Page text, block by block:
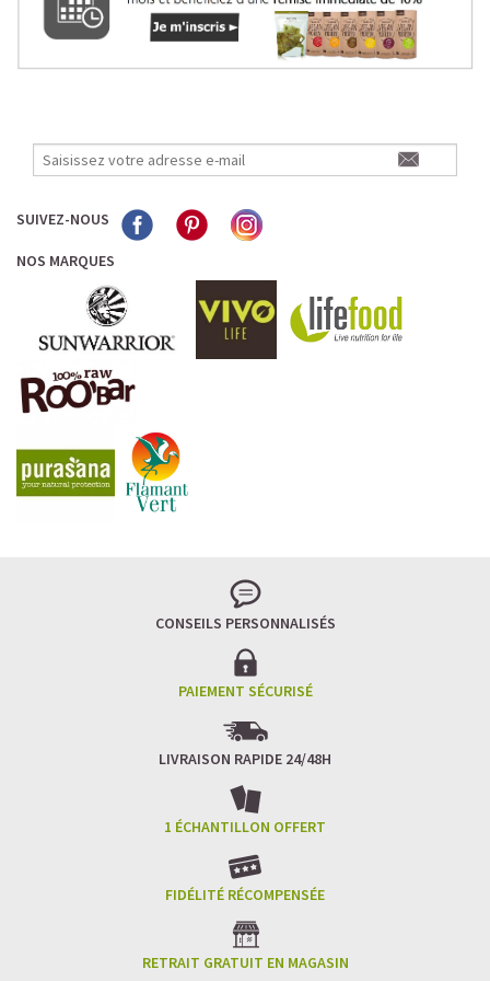
LE PLAISIR D’UN DESSERT GLACÉ, SANS LE SUCRE EN
TROP
Imaginez un caramel fondant qui se mêle à un café
frappé crémeux, sans sucre raffiné et boosté en
réconcilie dessert glacé et nutrition.
fringale. Pour les gourmands qui veulent se faire plaisir
sans sacrifier leurs objectifs.
Café frappé au Caramel Protéiné
SUIVEZ-NOUS
NOS MARQUES
CONSEILS PERSONNALISÉS
PAIEMENT SÉCURISÉ
LIVRAISON RAPIDE 24/48H
1 ÉCHANTILLON OFFERT
FIDÉLITÉ RÉCOMPENSÉE
RETRAIT GRATUIT EN MAGASIN